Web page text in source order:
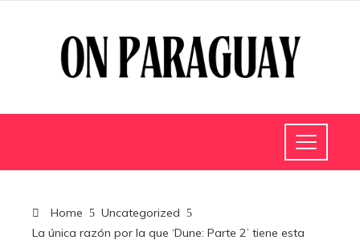
Home
Uncategorized
La única razón por la que ‘Dune: Parte 2’ tiene esta